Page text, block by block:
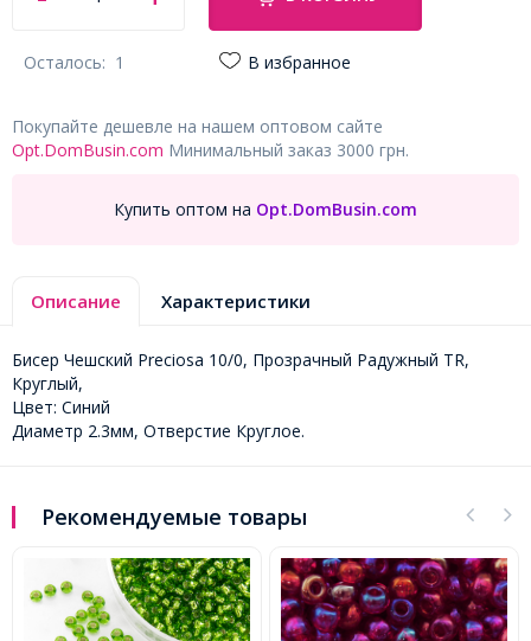
Осталось: 1 В избранное
Покупайте дешевле на нашем оптовом сайте
Opt.DomBusin.com Минимальный заказ 3000 грн.
Купить оптом на Opt.DomBusin.com
Описание Характеристики
Бисер Чешский Preciosa 10/0, Прозрачный Радужный TR,
Круглый,
Цвет: Синий
Диаметр 2.3мм, Отверстие Круглое.
Рекомендуемые товары